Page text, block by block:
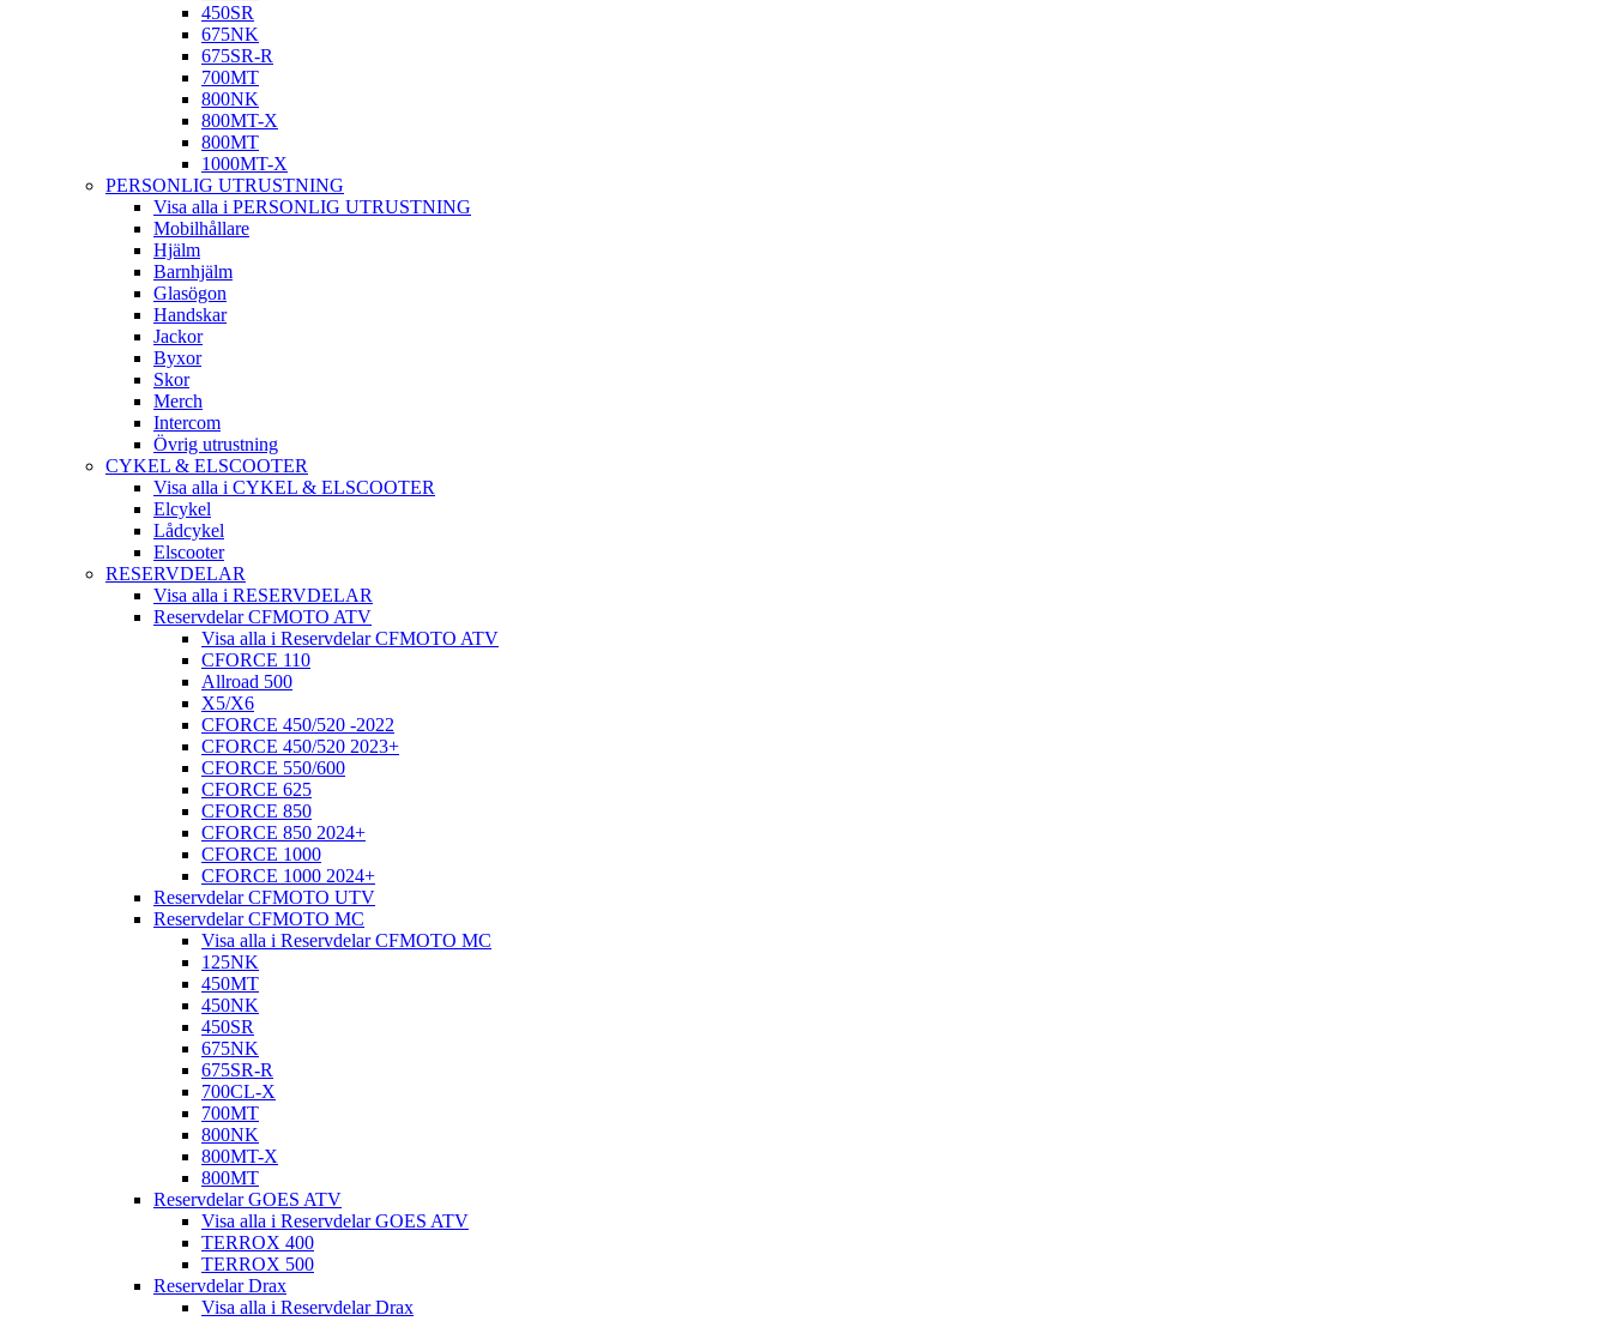
450SR
675NK
675SR-R
700MT
800NK
800MT-X
800MT
1000MT-X
PERSONLIG UTRUSTNING
Visa alla i PERSONLIG UTRUSTNING
Mobilhållare
Hjälm
Barnhjälm
Glasögon
Handskar
Jackor
Byxor
Skor
Merch
Intercom
Övrig utrustning
CYKEL & ELSCOOTER
Visa alla i CYKEL & ELSCOOTER
Elcykel
Lådcykel
Elscooter
RESERVDELAR
Visa alla i RESERVDELAR
Reservdelar CFMOTO ATV
Visa alla i Reservdelar CFMOTO ATV
CFORCE 110
Allroad 500
X5/X6
CFORCE 450/520 -2022
CFORCE 450/520 2023+
CFORCE 550/600
CFORCE 625
CFORCE 850
CFORCE 850 2024+
CFORCE 1000
CFORCE 1000 2024+
Reservdelar CFMOTO UTV
Reservdelar CFMOTO MC
Visa alla i Reservdelar CFMOTO MC
125NK
450MT
450NK
450SR
675NK
675SR-R
700CL-X
700MT
800NK
800MT-X
800MT
Reservdelar GOES ATV
Visa alla i Reservdelar GOES ATV
TERROX 400
TERROX 500
Reservdelar Drax
Visa alla i Reservdelar Drax